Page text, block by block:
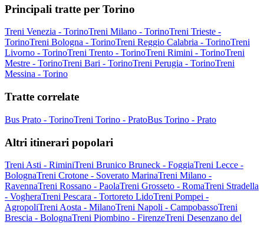
Principali tratte per Torino
Treni Venezia - TorinoTreni Milano - TorinoTreni Trieste -
TorinoTreni Bologna - TorinoTreni Reggio Calabria - TorinoTreni
Livorno - TorinoTreni Trento - TorinoTreni Rimini - TorinoTreni
Mestre - TorinoTreni Bari - TorinoTreni Perugia - TorinoTreni
Messina - Torino
Tratte correlate
Bus Prato - TorinoTreni Torino - PratoBus Torino - Prato
Altri itinerari popolari
Treni Asti - RiminiTreni Brunico Bruneck - FoggiaTreni Lecce -
BolognaTreni Crotone - Soverato MarinaTreni Milano -
RavennaTreni Rossano - PaolaTreni Grosseto - RomaTreni Stradella
- VogheraTreni Pescara - Tortoreto LidoTreni Pompei -
AgropoliTreni Aosta - MilanoTreni Napoli - CampobassoTreni
Brescia - BolognaTreni Piombino - FirenzeTreni Desenzano del